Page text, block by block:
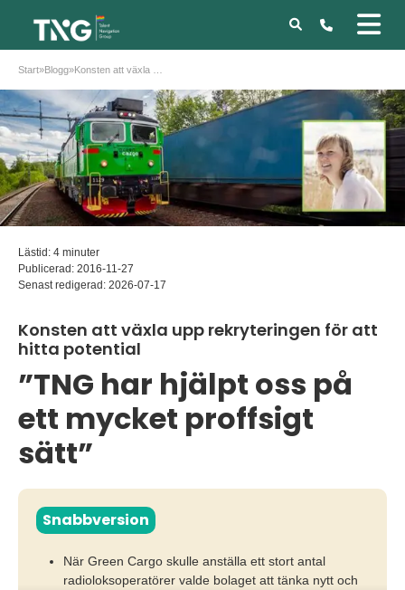
Start»Blogg»
Lästid: 4 minuter
Publicerad: 2016-11-27
Senast redigerad: 2026-07-17
Konsten att växla upp rekryteringen för att
hitta potential
”TNG har hjälpt oss på
ett mycket proffsigt
sätt”
Snabbversion
När Green Cargo skulle anställa ett stort antal
radioloksoperatörer valde bolaget att tänka nytt och